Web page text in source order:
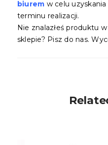
biurem w celu
terminu realizacji.
Nie znalazłeś produktu
sklepie? Pisz do nas.